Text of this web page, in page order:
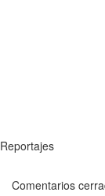
Reportajes
Comentarios